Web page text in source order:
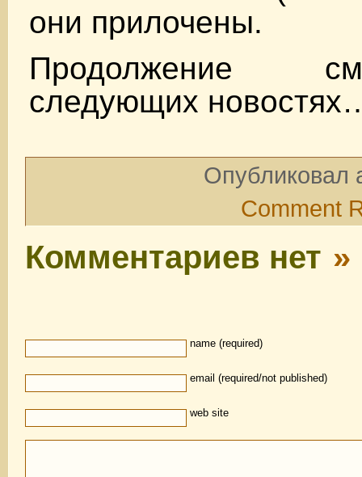
они прилочены.
Продолжение
следующих
Опубликовал
Comment
Комментариев нет »
name (required)
email (required/not published)
web site